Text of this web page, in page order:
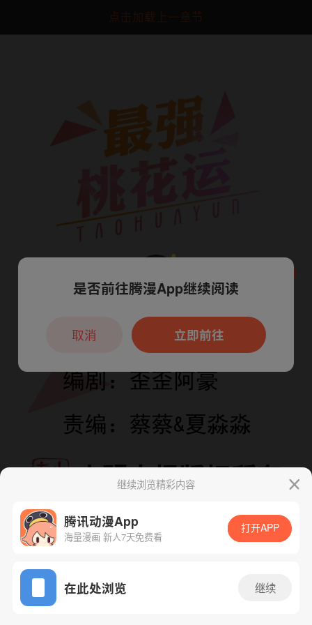
点击加载上一章节
App免费看
下一话
继续浏览精彩内容
腾讯动漫App
海量漫画 新人7天免费看
打开APP
在此处浏览 继续
本章节仅支持App阅读，可打开App新用
户7天免费看
是否前往腾漫App继续阅读
立即前往
取消